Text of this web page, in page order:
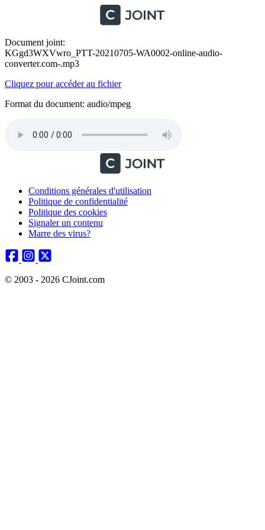
Document joint:
KGgd3WXVwro_PTT-20210705-WA0002-online-audio-
converter.com-.mp3
Cliquez pour accéder au fichier
Format du document: audio/mpeg
Conditions générales d'utilisation
Politique de confidentialité
Politique des cookies
Signaler un contenu
Marre des virus?
© 2003 - 2026 CJoint.com